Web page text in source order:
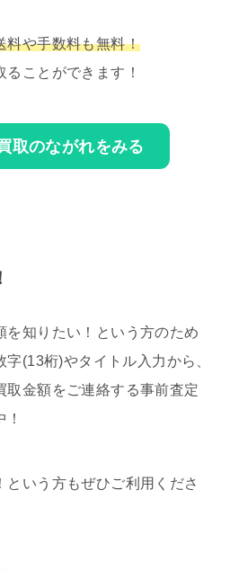
料や手数料も無料！
ことができます！
取のながれをみる
を知りたい！という方のため
(13桁)やタイトル入力から、
取金額をご連絡する事前査定
いう方もぜひご利用くださ